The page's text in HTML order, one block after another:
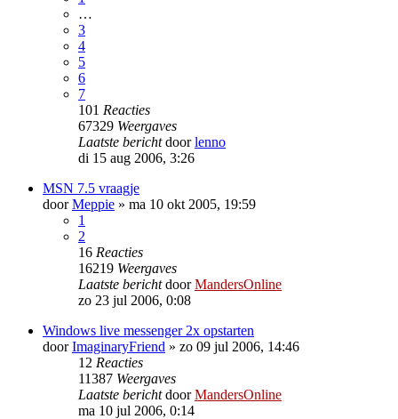
…
3
4
5
6
7
101 Reacties
67329 Weergaves
Laatste berichtdoorlenno
di 15 aug 2006, 3:26
MSN 7.5 vraagje
doorMeppie » ma 10 okt 2005, 19:59
1
2
16 Reacties
16219 Weergaves
Laatste berichtdoorMandersOnline
zo 23 jul 2006, 0:08
Windows live messenger 2x opstarten
doorImaginaryFriend » zo 09 jul 2006, 14:46
12 Reacties
11387 Weergaves
Laatste berichtdoorMandersOnline
ma 10 jul 2006, 0:14